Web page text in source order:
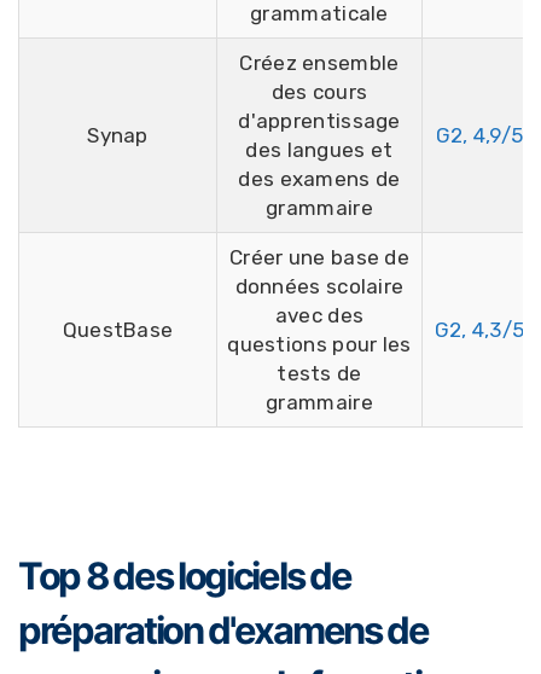
grammaticale
Synap
Créez ensemble
des cours
d'apprentissage
des langues et
des examens de
grammaire
G2, 4,9/5
QuestBase
Créer une base de
données scolaire
avec des
questions pour les
tests de
grammaire
G2, 4,3/5
Top 8 des logiciels de
préparation d'examens de